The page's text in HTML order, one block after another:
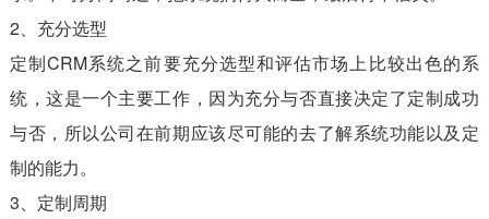
2、充分选型
定制CRM系统之前要充分选型和评估市场上比较出色的系
统，这是一个主要工作，因为充分与否直接决定了定制成功
与否，所以公司在前期应该尽可能的去了解系统功能以及定
制的能力。
3、定制周期